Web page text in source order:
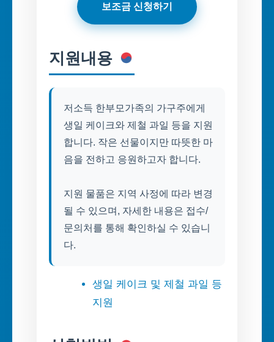
보조금 신청하기
지원내용
저소득 한부모가족의 가구주에게
생일 케이크와 제철 과일 등을 지원
합니다. 작은 선물이지만 따뜻한 마
음을 전하고 응원하고자 합니다.
지원 물품은 지역 사정에 따라 변경
될 수 있으며, 자세한 내용은 접수/
문의처를 통해 확인하실 수 있습니
다.
생일 케이크 및 제철 과일 등
지원